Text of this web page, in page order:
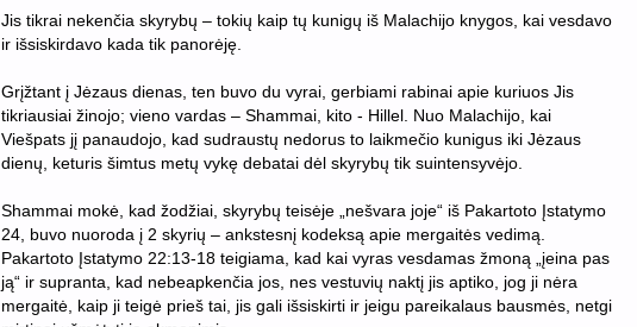
Jis tikrai nekenčia skyrybų – tokių kaip tų kunigų iš Malachijo knygos, kai vesdavo
ir išsiskirdavo kada tik panorėję.
Grįžtant į Jėzaus dienas, ten buvo du vyrai, gerbiami rabinai apie kuriuos Jis
tikriausiai žinojo; vieno vardas – Shammai, kito - Hillel. Nuo Malachijo, kai
Viešpats jį panaudojo, kad sudraustų nedorus to laikmečio kunigus iki Jėzaus
dienų, keturis šimtus metų vykę debatai dėl skyrybų tik suintensyvėjo.
Shammai mokė, kad žodžiai, skyrybų teisėje „nešvara joje“ iš Pakartoto Įstatymo
24, buvo nuoroda į 2 skyrių – ankstesnį kodeksą apie mergaitės vedimą.
Pakartoto Įstatymo 22:13-18 teigiama, kad kai vyras vesdamas žmoną „įeina pas
ją“ ir supranta, kad nebeapkenčia jos, nes vestuvių naktį jis aptiko, jog ji nėra
mergaitė, kaip ji teigė prieš tai, jis gali išsiskirti ir jeigu pareikalaus bausmės, netgi